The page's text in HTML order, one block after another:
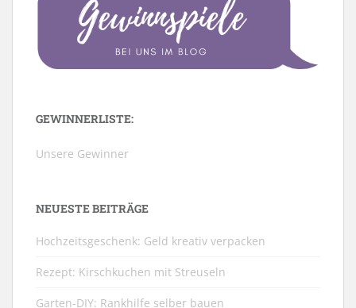
GEWINNERLISTE:
Unsere Gewinner
NEUESTE BEITRÄGE
Hochzeitsgeschenk: Geld kreativ verpacken
Rezept: Kirschkuchen mit Streuseln
Garten-DIY: Rankhilfe selber bauen